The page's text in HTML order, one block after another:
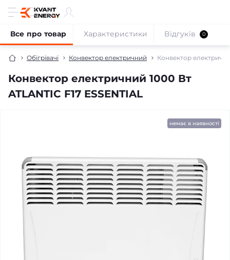
Обігрівачі Конвектор електричний Конвектор
Конвектор електричний 1000 Вт
ATLANTIC F17 ESSENTIAL
Все про товар Характеристики Відгуків 0
немає в наявності